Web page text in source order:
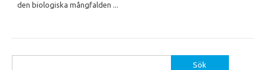
den biologiska mångfalden ...